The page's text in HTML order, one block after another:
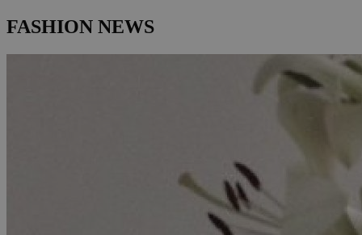
FASHION NEWS